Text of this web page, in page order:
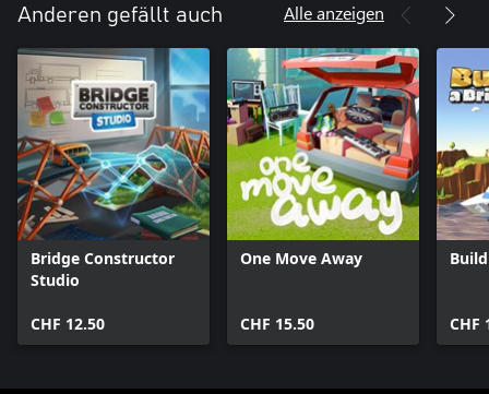
Anderen gefällt auch Alle anzeigen
Bridge Constructor
Studio
CHF 12.50
One Move Away
CHF 15.50 CHF